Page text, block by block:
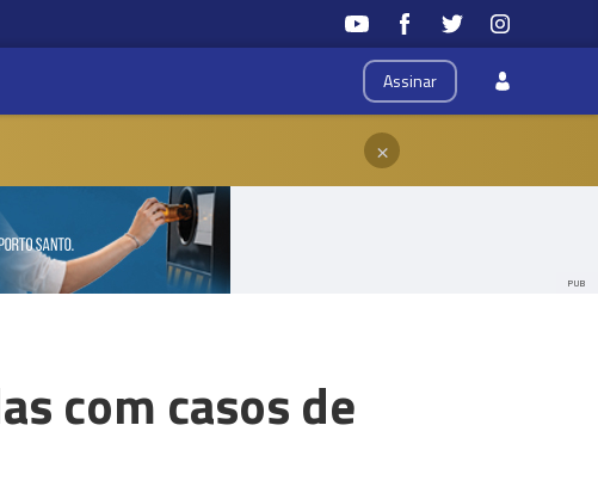
Assinar
×
PUB
com casos de